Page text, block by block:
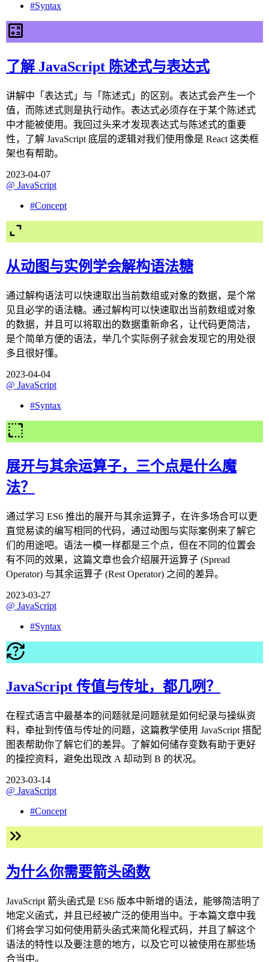
#Syntax
了解 JavaScript 陈述式与表达式
讲解中「表达式」与「陈述式」的区别。表达式会产生一个
值，而陈述式则是执行动作。表达式必须存在于某个陈述式
中才能被使用。我回过头来才发现表达式与陈述式的重要
性，了解 JavaScript 底层的逻辑对我们使用像是 React 这类框
架也有帮助。
2023-04-07
@ JavaScript
#Concept
从动图与实例学会解构语法糖
通过解构语法可以快速取出当前数组或对象的数据，是个常
见且必学的语法糖。通过解构可以快速取出当前数组或对象
的数据，并且可以将取出的数据重新命名，让代码更简洁，
是个简单方便的语法，举几个实际例子就会发现它的用处很
多且很好懂。
2023-04-04
@ JavaScript
#Syntax
展开与其余运算子，三个点是什么魔
法？
通过学习 ES6 推出的展开与其余运算子，在许多场合可以更
直觉易读的编写相同的代码，通过动图与实际案例来了解它
们的用途吧。语法一模一样都是三个点，但在不同的位置会
有不同的效果，这篇文章也会介绍展开运算子 (Spread
Operator) 与其余运算子 (Rest Operator) 之间的差异。
2023-03-27
@ JavaScript
#Syntax
JavaScript 传值与传址，都几咧？
在程式语言中最基本的问题就是问题就是如何纪录与操纵资
料，牵扯到传值与传址的问题，这篇教学使用 JavaScript 搭配
图表帮助你了解它们的差异。了解如何储存变数有助于更好
的操控资料，避免出现改 A 却动到 B 的状况。
2023-03-14
@ JavaScript
#Concept
为什么你需要箭头函数
JavaScript 箭头函式是 ES6 版本中新增的语法，能够简洁明了
地定义函式，并且已经被广泛的使用当中。于本篇文章中我
们将会学习如何使用箭头函式来简化程式码，并且了解这个
语法的特性以及要注意的地方，以及它可以被使用在那些场
合当中。